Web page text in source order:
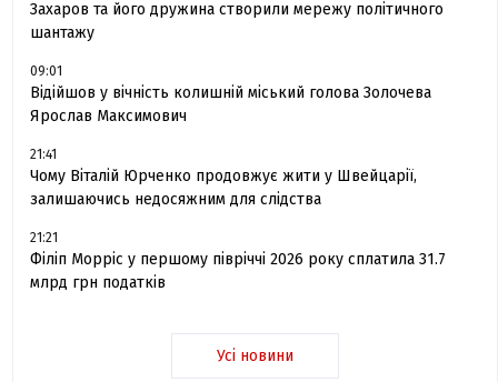
Захаров та його дружина створили мережу політичного
шантажу
09:01
Відійшов у вічність колишній міський голова Золочева
Ярослав Максимович
21:41
Чому Віталій Юрченко продовжує жити у Швейцарії,
залишаючись недосяжним для слідства
21:21
Філіп Морріс у першому півріччі 2026 року сплатила 31.7
млрд грн податків
Усі новини